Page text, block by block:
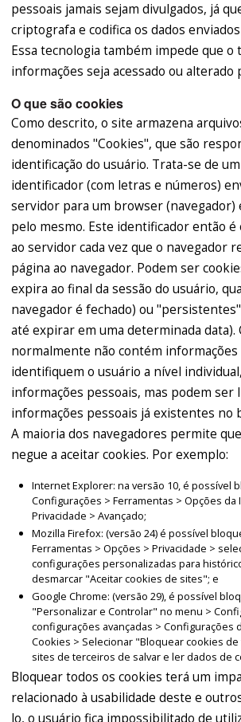
pessoais jamais sejam divulgados, já
criptografa e codifica os dados
Essa tecnologia também impede que o
informações seja acessado ou alterado
O que são cookies
Como descrito, o site armazena
denominados "Cookies", que são
identificação do usuário. Trata-se de
identificador (com letras e números)
servidor para um browser (navegador)
pelo mesmo. Este identificador então é
ao servidor cada vez que o navegador
página ao navegador. Podem ser
expira ao final da sessão do usuário,
navegador é fechado) ou
até expirar em uma determinada data).
normalmente não contém informações
identifiquem o usuário a nível
informações pessoais, mas podem ser
informações pessoais já existentes no
A maioria dos navegadores permite
negue a aceitar cookies. Por exemplo:
Internet Explorer: na versão 10, é possível
Configurações > Ferramentas > Opções da
Privacidade > Avançado;
Mozilla Firefox: (versão 24) é possível
Ferramentas > Opções > Privacidade >
configurações personalizadas para
desmarcar "Aceitar cookies de sites"; e
Google Chrome: (versão 29), é possível
"Personalizar e Controlar" no menu >
configurações avançadas > Configurações
Cookies > Selecionar "Bloquear cookies
sites de terceiros de salvar e ler dados de
Bloquear todos os cookies terá um
relacionado à usabilidade deste e